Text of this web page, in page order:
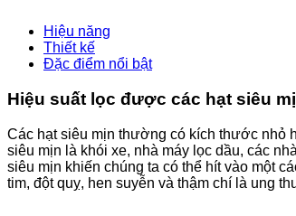
Hiệu năng
Thiết kế
Đặc điểm nổi bật
Hiệu suất lọc được các hạt siêu
Các hạt siêu mịn thường có kích thước nhỏ
siêu mịn là khói xe, nhà máy lọc dầu, các
siêu mịn khiến chúng ta có thể hít vào một
tim, đột quỵ, hen suyễn và thậm chí là ung